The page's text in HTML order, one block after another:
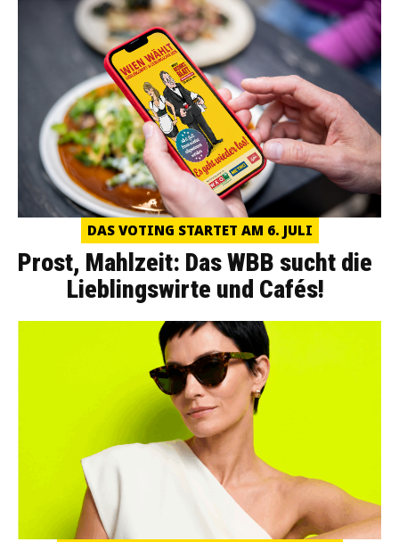
DAS VOTING STARTET AM 6. JULI
Prost, Mahlzeit: Das WBB sucht die
Lieblingswirte und Cafés!